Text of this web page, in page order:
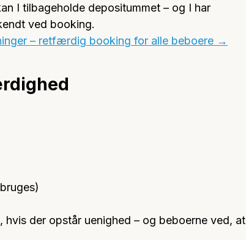
I tilbageholde depositummet – og I har
ved booking.
– retfærdig booking for alle beboere →
, hvis der opstår uenighed – og beboerne ved, at